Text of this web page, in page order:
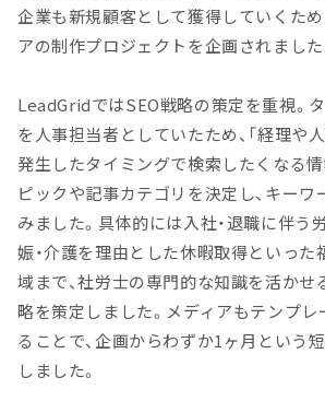
企業も新規顧客として獲得していくため
アの制作プロジェクトを企画されました
LeadGridではSEO戦略の策定を重視。
を人事担当者としていたため、「経理や
発生したタイミングで検索したくなる情
ピックや記事カテゴリを決定し、キー
みました。具体的には入社・退職に伴う
娠・介護を理由とした休暇取得といっ
域まで、社労士の専門的な知識を活か
略を策定しました。メディアもテンプ
ることで、企画からわずか1ヶ月という
しました。